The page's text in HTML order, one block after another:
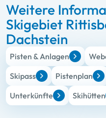
Weitere
Skigebiet
Dachstein
Pisten & Anlagen
Skipass
Pistenplan
Unterkünfte
Skihütten